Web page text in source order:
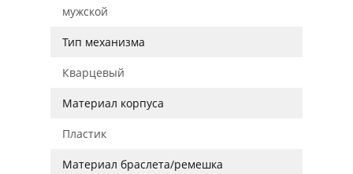
мужской
Тип механизма
Кварцевый
Материал корпуса
Пластик
Материал браслета/ремешка